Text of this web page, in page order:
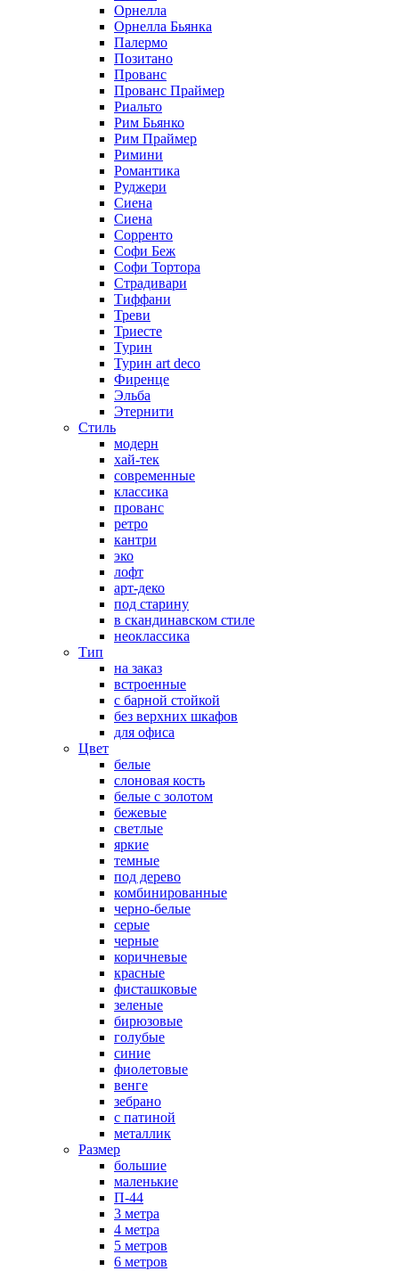
Орнелла
Орнелла Бьянка
Палермо
Позитано
Прованс
Прованс Праймер
Риальто
Рим Бьянко
Рим Праймер
Римини
Романтика
Руджери
Сиена
Сиена
Сорренто
Софи Беж
Софи Тортора
Страдивари
Тиффани
Треви
Триесте
Турин
Турин art deco
Фиренце
Эльба
Этернити
Стиль
модерн
хай-тек
современные
классика
прованс
ретро
кантри
эко
лофт
арт-деко
под старину
в скандинавском стиле
неоклассика
Тип
на заказ
встроенные
с барной стойкой
без верхних шкафов
для офиса
Цвет
белые
слоновая кость
белые с золотом
бежевые
светлые
яркие
темные
под дерево
комбинированные
черно-белые
серые
черные
коричневые
красные
фисташковые
зеленые
бирюзовые
голубые
синие
фиолетовые
венге
зебрано
с патиной
металлик
Размер
большие
маленькие
П-44
3 метра
4 метра
5 метров
6 метров